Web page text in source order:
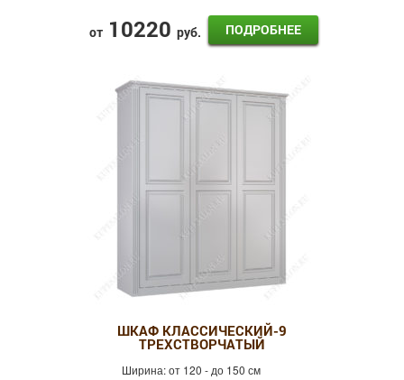
от 10220 руб. ПОДРОБНЕЕ
ШКАФ КЛАССИЧЕСКИЙ-9
ТРЕХСТВОРЧАТЫЙ
Ширина:от 120 - до 150 см